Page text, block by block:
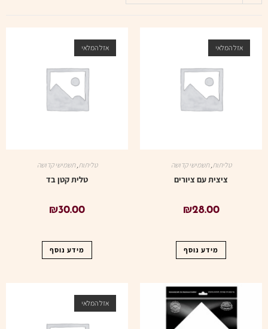
אזל המלאי
טליתות,תשמישי קדושה
ציצית עם ציורים
₪28.00
מידע נוסף
אזל המלאי
טליתות,תשמישי קדושה
טלית קטן בד
₪30.00
מידע נוסף
אזל המלאי